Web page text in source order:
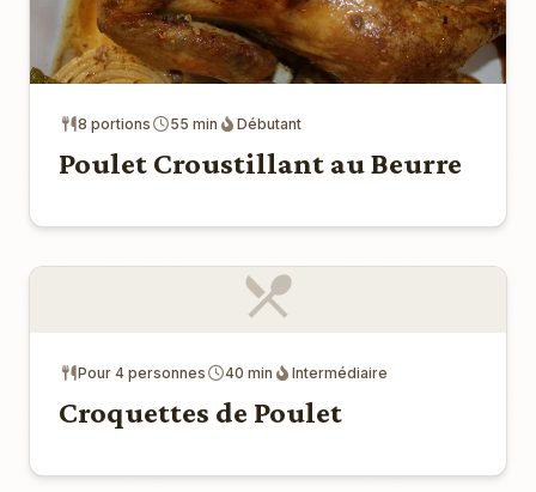
8 portions 55 min Débutant
Poulet Croustillant au Beurre
Pour 4 personnes 40 min Intermédiaire
Croquettes de Poulet